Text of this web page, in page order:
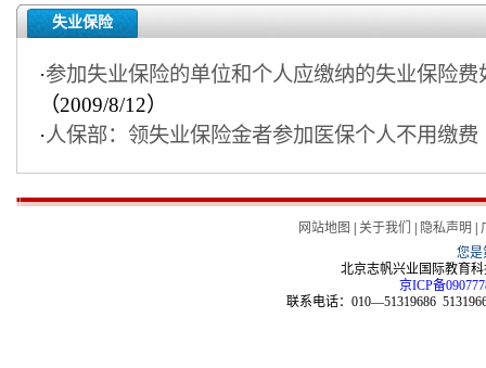
失业保险
·参加失业保险的单位和个人应缴纳的失业保险费
（2009/8/12）
·人保部：领失业保险金者参加医保个人不用缴费
网站地图 关于我们 隐私声明
您
北京志帆兴业国际教育
京ICP备
联系电话：010—51319686